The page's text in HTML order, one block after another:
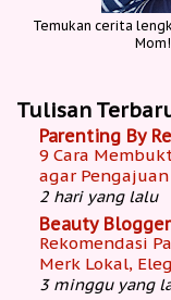
Temukan cerita
Tulisan
Parenting By
9 Cara
agar
2 hari yang lalu
Beauty
Rekomendasi
Merk Lokal,
3 minggu yang